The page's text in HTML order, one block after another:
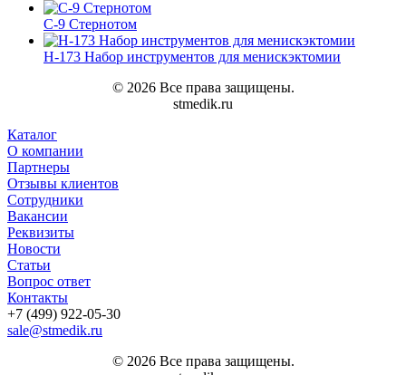
С-9 Стернотом
Н-173 Набор инструментов для менискэктомии
© 2026 Все права защищены.
stmedik.ru
Каталог
О компании
Партнеры
Отзывы клиентов
Сотрудники
Вакансии
Реквизиты
Новости
Статьи
Вопрос ответ
Контакты
+7 (499) 922-05-30
sale@stmedik.ru
© 2026 Все права защищены.